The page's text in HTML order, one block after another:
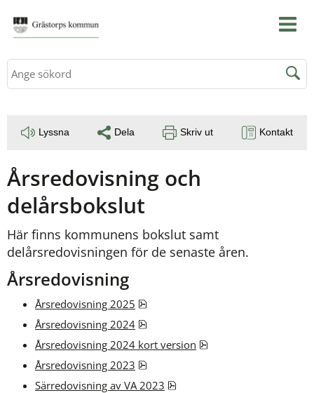
Sök
Lyssna Dela Skriv ut Kontakt
Årsredovisning och
delårsbokslut
Här finns kommunens bokslut samt
delårsredovisningen för de senaste åren.
Årsredovisning
Årsredovisning 2025
pdf, 3.2 MB.
Årsredovisning 2024
pdf, 4.5 MB.
Årsredovisning 2024 kort version
pdf, 12.1 MB.
Årsredovisning 2023
pdf, 4.5 MB.
Särredovisning av VA 2023
pdf, 259 kB.